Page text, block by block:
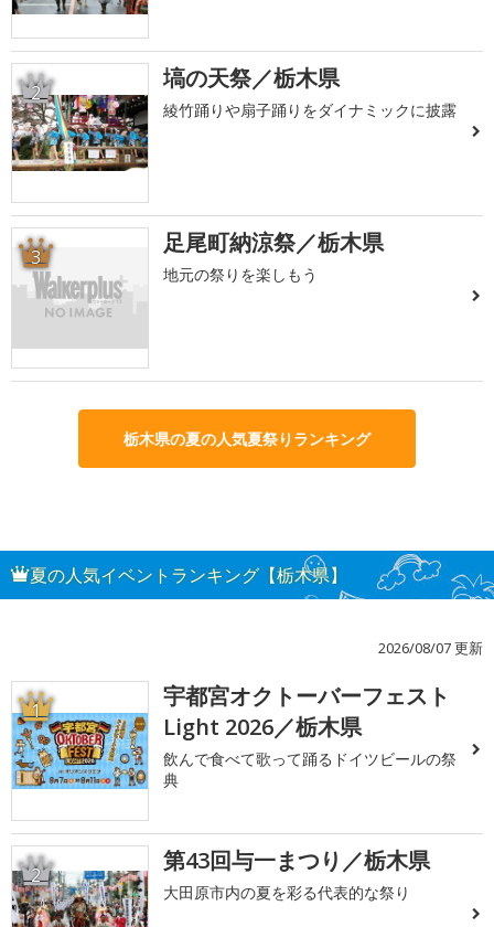
2 塙の天祭／栃木県
綾竹踊りや扇子踊りをダイナミックに披露
3 足尾町納涼祭／栃木県
地元の祭りを楽しもう
栃木県の夏の人気夏祭りランキング
夏の人気イベントランキング【栃木県】
2026/08/07 更新
1
宇都宮オクトーバーフェスト
Light 2026／栃木県
飲んで食べて歌って踊るドイツビールの祭
典
2 第43回与一まつり／栃木県
大田原市内の夏を彩る代表的な祭り